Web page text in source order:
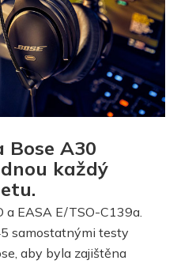
Bose A30
každý
a EASA E/TSO-C139a.
samostatnými testy
aby byla zajištěna